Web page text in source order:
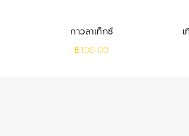
กาวลาเท็กซ์
฿100.00